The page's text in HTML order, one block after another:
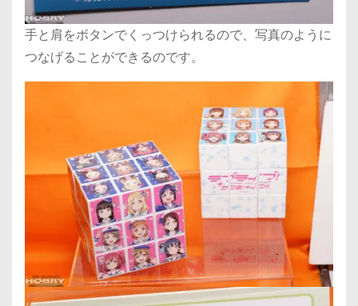
手と肩をボタンでくっつけられるので、写真のように
つなげることができるのです。